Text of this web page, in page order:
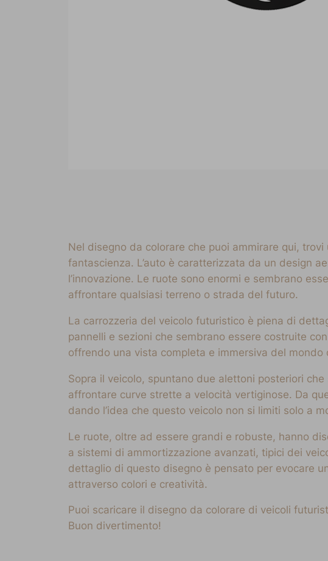
Nel disegno da colorare che puoi ammirare qui,
fantascienza. L’auto è caratterizzata da un design
l’innovazione. Le ruote sono enormi e sembrano
affrontare qualsiasi terreno o strada del futuro.
La carrozzeria del veicolo futuristico è piena di
pannelli e sezioni che sembrano essere costruite
offrendo una vista completa e immersiva del
Sopra il veicolo, spuntano due alettoni posteriori
affrontare curve strette a velocità vertiginose. Da
dando l’idea che questo veicolo non si limiti solo a
Le ruote, oltre ad essere grandi e robuste, hanno
a sistemi di ammortizzazione avanzati, tipici dei
dettaglio di questo disegno è pensato per evocare
attraverso colori e creatività.
Puoi scaricare il disegno da colorare di veicoli
Buon divertimento!